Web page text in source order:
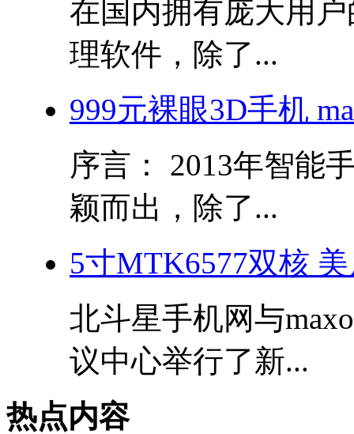
在国内拥有庞大用
理软件，除了...
999元裸眼3D手机
序言： 2013年智能
颖而出，除了...
5寸MTK6577双核
北斗星手机网与
议中心举行了新...
热点内容